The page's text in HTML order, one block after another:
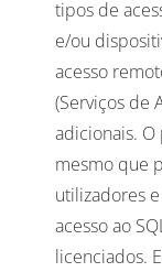
tipos de
e/ou
acesso
(Serviços de
adicionais.
mesmo que
utilizadores
acesso ao
licenciados.